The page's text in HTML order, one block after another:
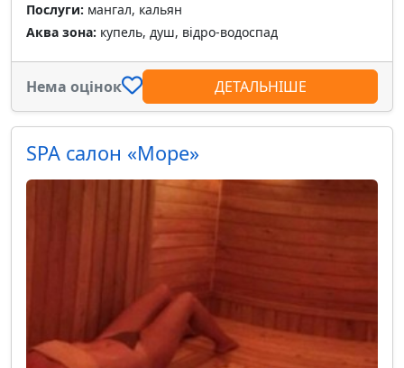
Послуги: мангал, кальян
Аква зона: купель, душ, відро-водоспад
Нема оцінок ДЕТАЛЬНІШЕ
SPA салон «Море»